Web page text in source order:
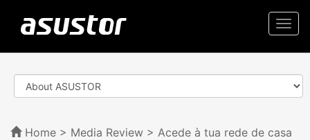
Home > Media Review > Acede à tua rede de casa